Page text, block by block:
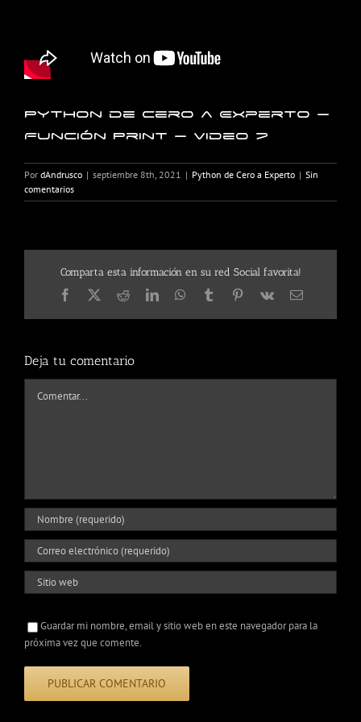
Python de Cero a Experto –
Función Print – Video 7
Por dAndrusco | septiembre 8th, 2021 | Python de Cero a Experto | Sin
comentarios
Comparta esta información en su red Social favorita!
Facebook
X RedditLinkedInWhatsApp
TumblrPinterest
Vk
Correo
Deja tu comentario
Guardar mi nombre, email y sitio web en este navegador para la
próxima vez que comente.